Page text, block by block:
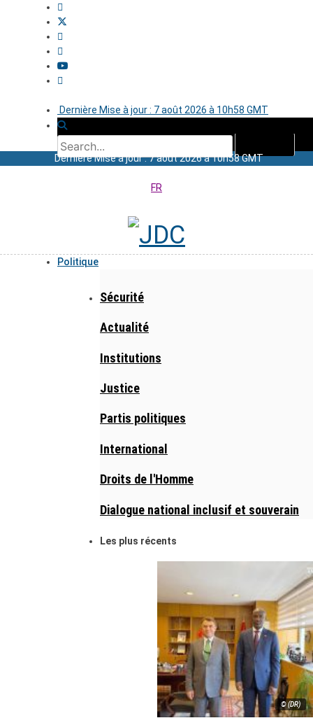
Dernière Mise à jour : 7 août 2026 à 10h58 GMT
Dernière Mise à jour : 7 août 2026 à 10h58 GMT
FR
Politique
Sécurité
Actualité
Institutions
Justice
Partis politiques
International
Droits de l'Homme
Dialogue national inclusif et souverain
Les plus récents
© (DR)